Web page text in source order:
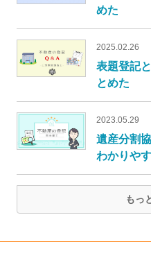
めた
2025.02.26
表題登記
とめた
2023.05.29
遺産分割
わかりや
もっ